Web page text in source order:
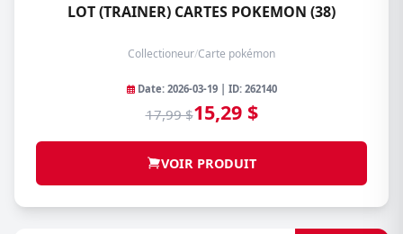
LOT (TRAINER) CARTES POKEMON (38)
Collectioneur/Carte pokémon
Date: 2026-03-19 | ID: 262140
17,99 $15,29 $
VOIR PRODUIT